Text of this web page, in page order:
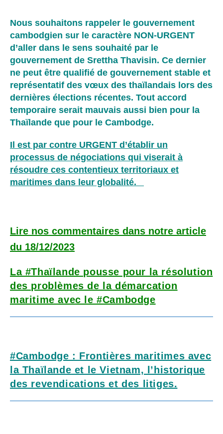
Nous souhaitons rappeler le gouvernement
cambodgien sur le caractère NON-URGENT
d’aller dans le sens souhaité par le
gouvernement de Srettha Thavisin. Ce dernier
ne peut être qualifié de gouvernement stable et
représentatif des vœux des thaïlandais lors des
dernières élections récentes. Tout accord
temporaire serait mauvais aussi bien pour la
Thaïlande que pour le Cambodge.
Il est par contre URGENT d’établir un
processus de négociations qui viserait à
résoudre ces contentieux territoriaux et
maritimes dans leur globalité.
Lire nos commentaires dans notre article
du 18/12/2023
La #Thaïlande pousse pour la résolution
des problèmes de la démarcation
maritime avec le #Cambodge
#Cambodge : Frontières maritimes avec
la Thaïlande et le Vietnam, l’historique
des revendications et des litiges.